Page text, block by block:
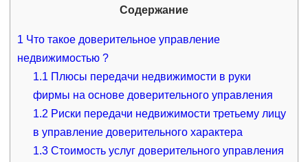
Содержание
1 Что такое доверительное управление
недвижимостью ?
1.1 Плюсы передачи недвижимости в руки
фирмы на основе доверительного управления
1.2 Риски передачи недвижимости третьему лицу
в управление доверительного характера
1.3 Стоимость услуг доверительного управления